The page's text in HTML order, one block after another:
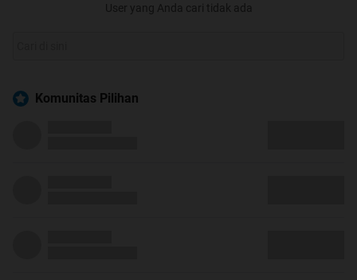
User yang Anda cari tidak ada
Komunitas Pilihan